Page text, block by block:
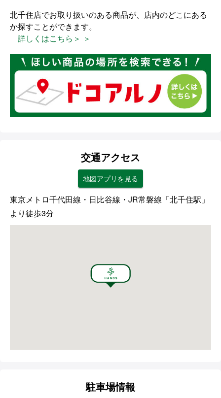
北千住店でお取り扱いのある商品が、店内のどこにある
か探すことができます。
詳しくはこちら＞ ＞
交通アクセス
地図アプリを見る
東京メトロ千代田線・日比谷線・JR常磐線「北千住駅」
より徒歩3分
駐車場情報